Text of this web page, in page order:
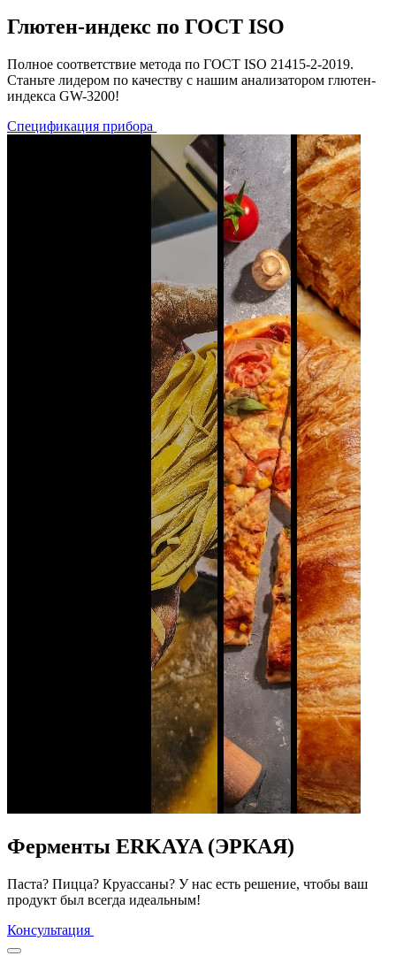
Глютен-индекс по ГОСТ ISO
Полное соответствие метода по ГОСТ ISO 21415-2-2019.
Станьте лидером по качеству с нашим анализатором глютен-
индекса GW-3200!
Спецификация прибора
Ферменты ERKAYA (ЭРКАЯ)
Паста? Пицца? Круассаны? У нас есть решение, чтобы ваш
продукт был всегда идеальным!
Консультация